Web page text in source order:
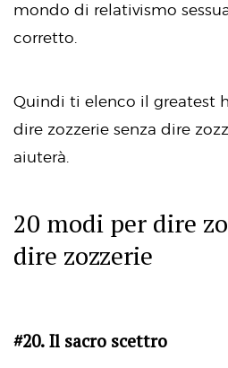
mondo di relativismo
corretto.
Quindi ti elenco il greatest
dire zozzerie senza dire
aiuterà.
20 modi per dire
dire zozzerie
#20. Il sacro scettro